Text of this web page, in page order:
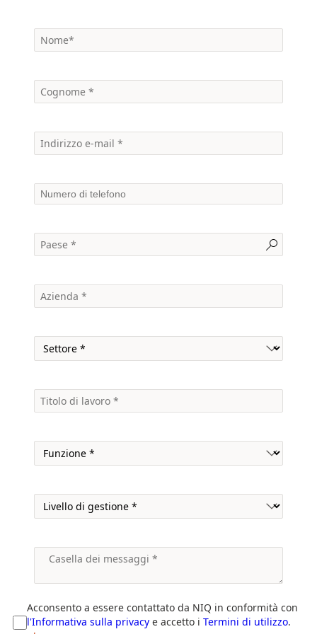
Acconsento a essere contattato da NIQ in conformità con
l'Informativa sulla privacy e accetto i Termini di utilizzo.